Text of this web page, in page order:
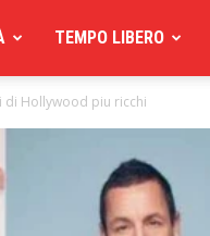
TEMPO LIBERO
di Hollywood piu ricchi